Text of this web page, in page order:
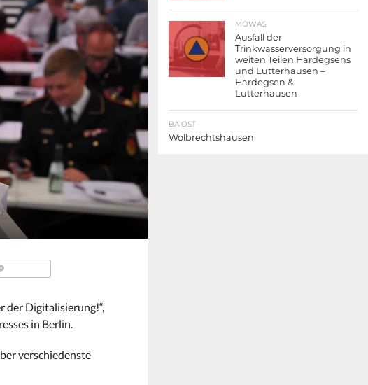
der Digitalisierung!“,
in Berlin.
verschiedenste
MOWAS
Ausfall der
Trinkwasserversorgung in
weiten Teilen Hardegsens
und Lutterhausen –
Hardegsen &
Lutterhausen
BA OST
Wolbrechtshausen